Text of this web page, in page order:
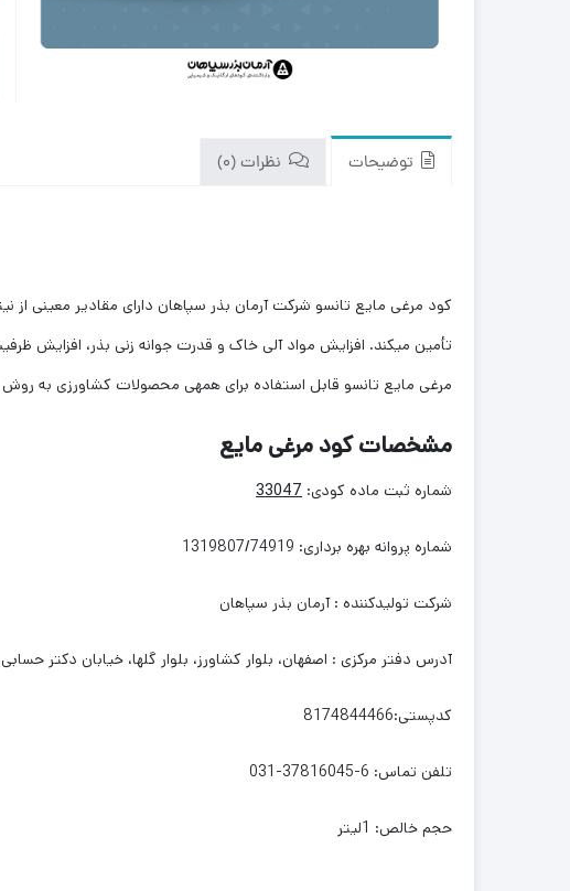
توضیحات نظرات (0)
کود مرغی مایع تانسو شرکت آرمان بذر سپاهان دارای مقادیر معینی از
تأمین می­کند. افزایش مواد آلی خاک و قدرت جوانه زنی بذر، افزایش
مرغی مایع تانسو قابل استفاده برای همه­ی محصولات کشاورزی به روش
مشخصات کود مرغی مایع
شماره ثبت ماده کودی: 33047
شماره پروانه بهره برداری: 1319807/74919
شرکت تولیدکننده : آرمان بذر سپاهان
آدرس دفتر مرکزی : اصفهان، بلوار کشاورز، بلوار گلها، خیابان دکتر
کدپستی:8174844466
تلفن تماس: 6-37816045-031
حجم خالص: 1لیتر